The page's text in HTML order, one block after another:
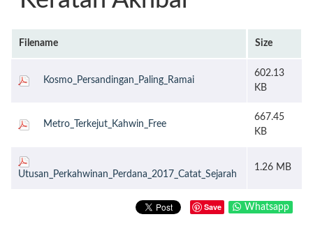
Filename Size
Kosmo_Persandingan_Paling_Ramai
602.13
KB
Metro_Terkejut_Kahwin_Free
667.45
KB
Utusan_Perkahwinan_Perdana_2017_Catat_Sejarah
1.26 MB
Save Whatsapp